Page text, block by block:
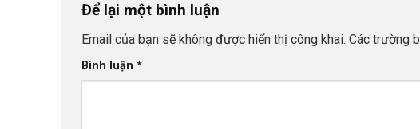
Để lại một bình luận
Email của bạn sẽ không được hiển thị công khai. Các trường
Bình luận *